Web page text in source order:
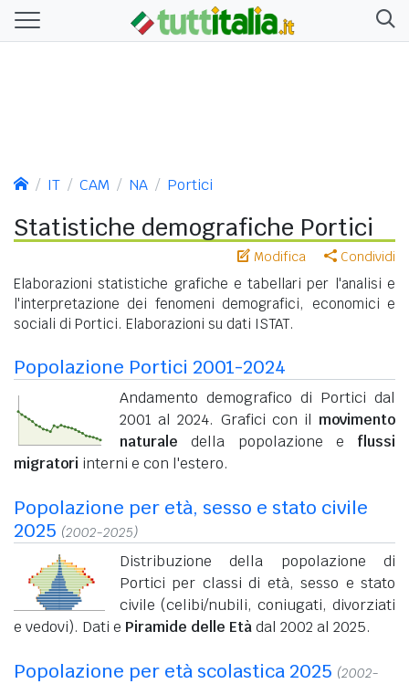
IT CAM NA Portici
Statistiche demografiche Portici
Modifica Condividi
Elaborazioni statistiche grafiche e tabellari per l'analisi e
l'interpretazione dei fenomeni demografici, economici e
sociali di Portici. Elaborazioni su dati ISTAT.
Popolazione Portici 2001-2024
Andamento demografico di Portici dal
2001 al 2024. Grafici con il movimento
naturale della popolazione e flussi
migratori interni e con l'estero.
Popolazione per età, sesso e stato civile
2025 (2002-2025)
Distribuzione della popolazione di
Portici per classi di età, sesso e stato
civile (celibi/nubili, coniugati, divorziati
e vedovi). Dati e Piramide delle Etàdal 2002 al 2025.
Popolazione per età scolastica 2025 (2002-